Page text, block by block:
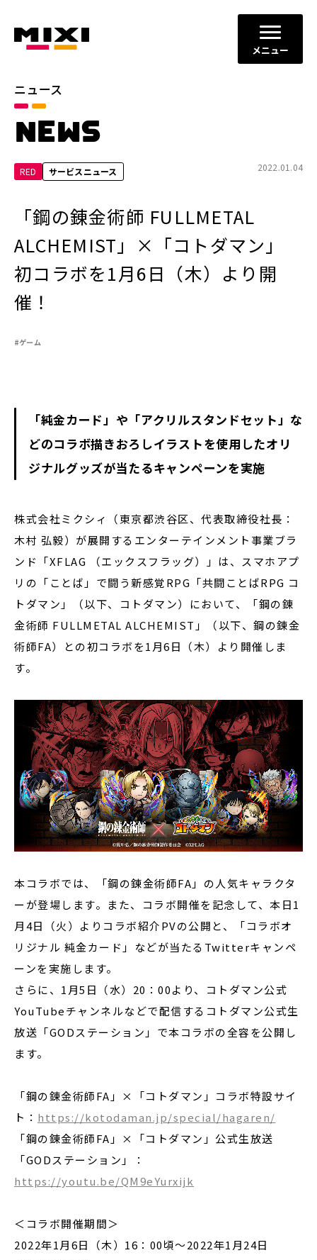
メニュー
ニュース
NEWS
RED サービスニュース 2022.01.04
「鋼の錬金術師 FULLMETAL
ALCHEMIST」×「コトダマン」
初コラボを1月6日（木）より開
催！
#ゲーム
「純金カード」や「アクリルスタンドセット」な
どのコラボ描きおろしイラストを使用したオリ
ジナルグッズが当たるキャンペーンを実施
株式会社ミクシィ（東京都渋谷区、代表取締役社長：
木村 弘毅）が展開するエンターテインメント事業ブラ
ンド「XFLAG （エックスフラッグ）」は、スマホアプ
リの「ことば」で闘う新感覚RPG「共闘ことばRPG コ
トダマン」（以下、コトダマン）において、「鋼の錬
金術師 FULLMETAL ALCHEMIST」（以下、鋼の錬金
術師FA）との初コラボを1月6日（木）より開催しま
す。
本コラボでは、「鋼の錬金術師FA」の人気キャラクタ
ーが登場します。また、コラボ開催を記念して、本日1
月4日（火）よりコラボ紹介PVの公開と、「コラボオ
リジナル 純金カード」などが当たるTwitterキャンペ
ーンを実施します。
さらに、1月5日（水）20：00より、コトダマン公式
YouTubeチャンネルなどで配信するコトダマン公式生
放送「GODステーション」で本コラボの全容を公開し
ます。
「鋼の錬金術師FA」×「コトダマン」コラボ特設サイ
ト： https://kotodaman.jp/special/hagaren/
「鋼の錬金術師FA」×「コトダマン」公式生放送
「GODステーション」：
https://youtu.be/QM9eYurxijk
＜コラボ開催期間＞
2022年1月6日（木）16：00頃～2022年1月24日
カテゴリ
お知らせ
2026年 2025年